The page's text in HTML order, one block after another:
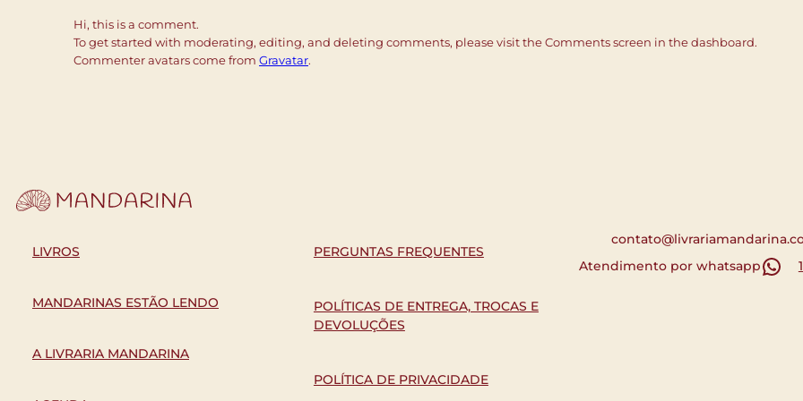
Hi, this is a comment.
To get started with moderating, editing, and deleting comments, please visit the Comments screen in the dashboard.
Commenter avatars come from Gravatar.
LIVROS
MANDARINAS ESTÃO LENDO
A LIVRARIA MANDARINA
PERGUNTAS FREQUENTES
POLÍTICAS DE ENTREGA, TROCAS E
DEVOLUÇÕES
POLÍTICA DE PRIVACIDADE
Atendimento por whatsapp